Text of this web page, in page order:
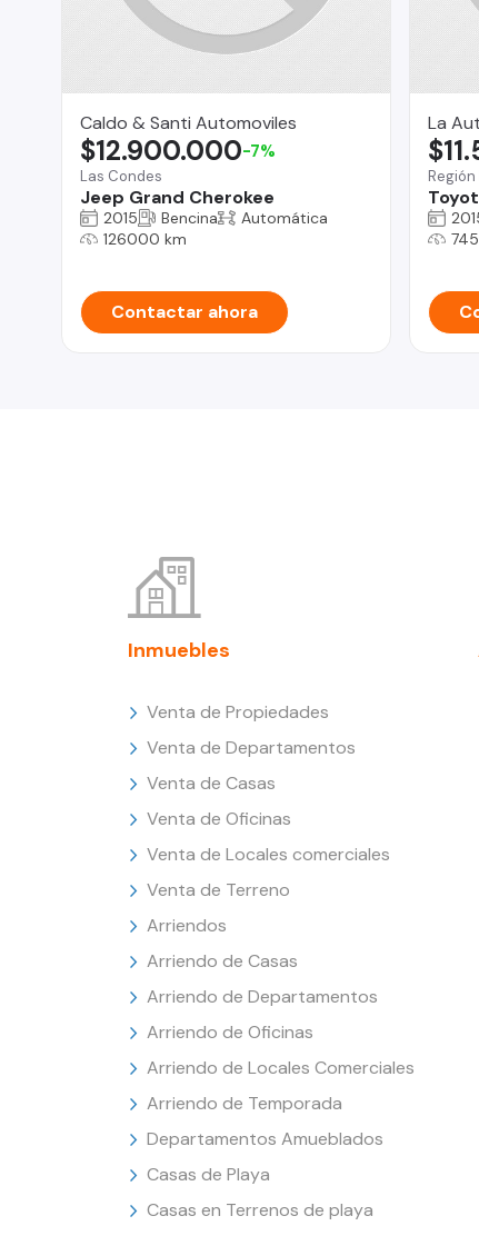
Caldo & Santi Automoviles
Las Condes
Jeep Grand Cherokee
$12.900.000-7%
2015 Bencina
Automática
126000 km
Contactar ahora
La
Inmuebles
Venta de Propiedades
Venta de Departamentos
Venta de Casas
Venta de Oficinas
Venta de Locales comerciales
Venta de Terreno
Arriendos
Arriendo de Casas
Arriendo de Departamentos
Arriendo de Oficinas
Arriendo de Locales Comerciales
Arriendo de Temporada
Departamentos Amueblados
Casas de Playa
Casas en Terrenos de playa